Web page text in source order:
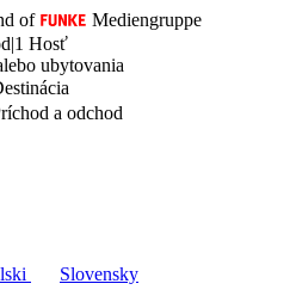
of
Mediengruppe
|1 Hosť
ubytovania
a odchod
Slovensky